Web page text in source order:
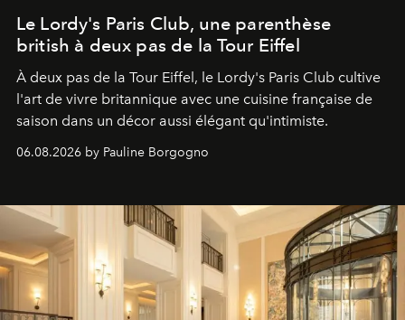
Le Lordy's Paris Club, une parenthèse
british à deux pas de la Tour Eiffel
À deux pas de la Tour Eiffel, le Lordy's Paris Club cultive
l'art de vivre britannique avec une cuisine française de
saison dans un décor aussi élégant qu'intimiste.
06.08.2026 by Pauline Borgogno